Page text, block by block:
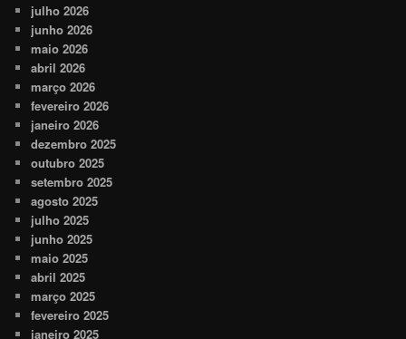
julho 2026
junho 2026
maio 2026
abril 2026
março 2026
fevereiro 2026
janeiro 2026
dezembro 2025
outubro 2025
setembro 2025
agosto 2025
julho 2025
junho 2025
maio 2025
abril 2025
março 2025
fevereiro 2025
janeiro 2025